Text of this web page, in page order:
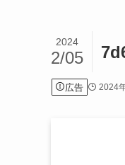
2024
2/05
広告 2024